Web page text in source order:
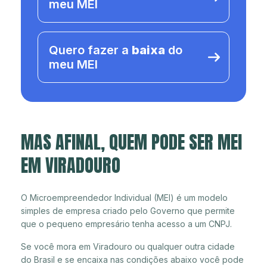
meu MEI
Quero fazer a baixa do
meu MEI
MAS AFINAL, QUEM PODE SER MEI
EM VIRADOURO
O Microempreendedor Individual (MEI) é um modelo
simples de empresa criado pelo Governo que permite
que o pequeno empresário tenha acesso a um CNPJ.
Se você mora em Viradouro ou qualquer outra cidade
do Brasil e se encaixa nas condições abaixo você pode